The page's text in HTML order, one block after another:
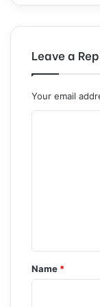
Leave a
Your email
*
Name *